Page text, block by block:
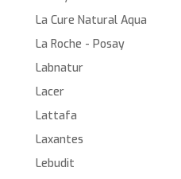
La Cure Natural Aqua
La Roche - Posay
Labnatur
Lacer
Lattafa
Laxantes
Lebudit